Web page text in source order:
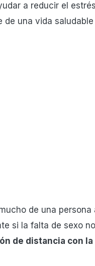
a reducir el
una vida
de una persona
si la falta de sexo
de distancia con